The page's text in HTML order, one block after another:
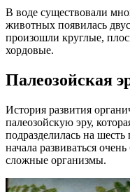
В воде существовали
животных появилась
произошли круглые,
хордовые.
Палеозойская
История развития
палеозойскую эру,
подразделилась на
начала развиваться
сложные организмы.